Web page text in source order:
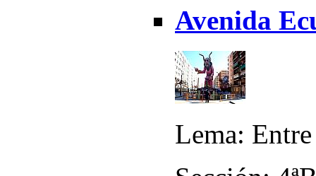
Avenida
Lema: